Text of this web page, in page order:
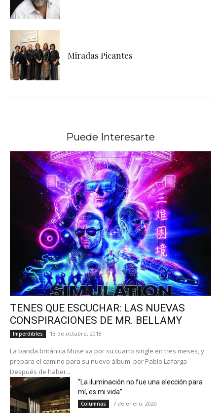
Miradas Picantes
Puede Interesarte
TENES QUE ESCUCHAR: LAS NUEVAS
CONSPIRACIONES DE MR. BELLAMY
Imperdibles 13 de octubre, 2018
La banda británica Muse va por su cuarto single en tres meses, y
prepara el camino para su nuevo álbum. por Pablo Lafarga
Después de haber...
“La iluminación no fue una elección para
mí, es mi vida”
Columnas 7 de enero, 2020